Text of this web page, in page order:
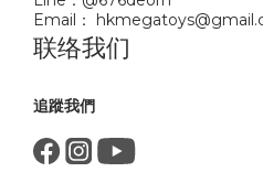
Email：
联络我们
追蹤我們